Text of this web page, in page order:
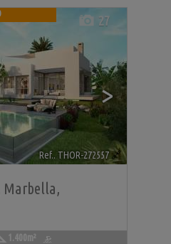
>
27
Ref.. THOR-272557 🔗
Marbella,
1.400m²